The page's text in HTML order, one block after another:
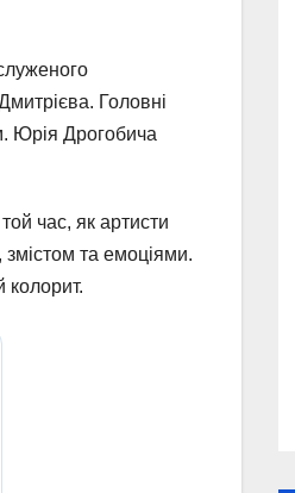
Головні
Юрія Дрогобича
час, як артисти
та емоціями.
колорит.